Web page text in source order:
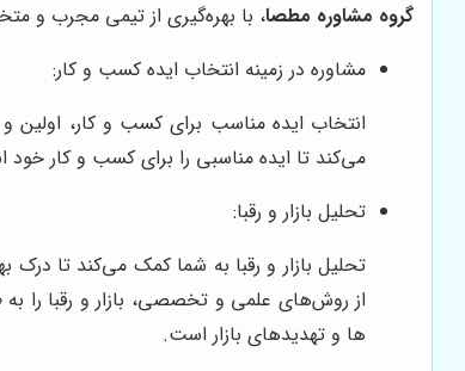
گروه مشاوره مطصا، با بهره‌گیری از تیمی مجرب و
مشاوره در زمینه انتخاب ایده کسب و کار:
انتخاب ایده مناسب برای کسب و کار،
می‌کند تا ایده مناسبی را برای کسب و کار خود
تحلیل بازار و رقبا:
تحلیل بازار و رقبا به شما کمک می‌کند تا درک
ها و تهدیدهای بازار است.